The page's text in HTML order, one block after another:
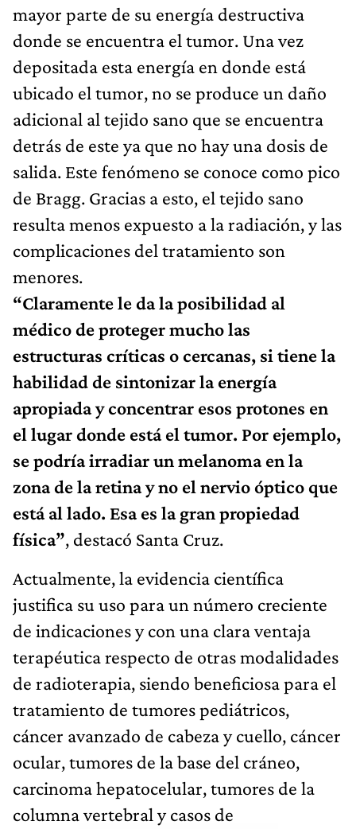
mayor parte de su energía destructiva
donde se encuentra el tumor. Una vez
depositada esta energía en donde está
ubicado el tumor, no se produce un daño
adicional al tejido sano que se encuentra
detrás de este ya que no hay una dosis de
salida. Este fenómeno se conoce como pico
de Bragg. Gracias a esto, el tejido sano
resulta menos expuesto a la radiación, y las
complicaciones del tratamiento son
menores.
“Claramente le da la posibilidad al
médico de proteger mucho las
estructuras críticas o cercanas, si tiene la
habilidad de sintonizar la energía
apropiada y concentrar esos protones en
el lugar donde está el tumor. Por ejemplo,
se podría irradiar un melanoma en la
zona de la retina y no el nervio óptico que
está al lado. Esa es la gran propiedad
física”, destacó Santa Cruz.
Actualmente, la evidencia científica
justifica su uso para un número creciente
de indicaciones y con una clara ventaja
terapéutica respecto de otras modalidades
de radioterapia, siendo beneficiosa para el
tratamiento de tumores pediátricos,
cáncer avanzado de cabeza y cuello, cáncer
ocular, tumores de la base del cráneo,
carcinoma hepatocelular, tumores de la
columna vertebral y casos de